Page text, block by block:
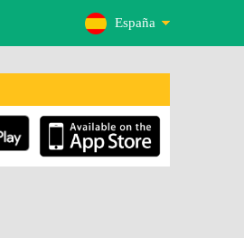
España